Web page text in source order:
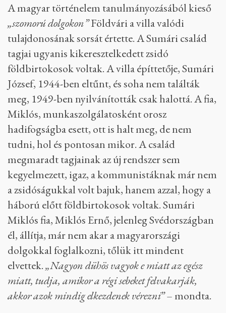
A magyar történelem tanulmányozásából kieső
„szomorú dolgokon”Földvári a villa valódi
tulajdonosának sorsát értette. A Sumári család
tagjai ugyanis kikeresztelkedett zsidó
földbirtokosok voltak. A villa építtetője, Sumári
József, 1944-ben eltűnt, és soha nem találták
meg, 1949-ben nyilvánították csak halottá. A fia,
Miklós, munkaszolgálatosként orosz
hadifogságba esett, ott is halt meg, de nem
tudni, hol és pontosan mikor. A család
megmaradt tagjainak az új rendszer sem
kegyelmezett, igaz, a kommunistáknak már nem
a zsidóságukkal volt bajuk, hanem azzal, hogy a
háború előtt földbirtokosok voltak. Sumári
Miklós fia, Miklós Ernő, jelenleg Svédországban
él, állítja, már nem akar a magyarországi
dolgokkal foglalkozni, tőlük itt mindent
elvettek.„Nagyon dühös vagyok e miatt az egész
miatt, tudja, amikor a régi sebeket felvakarják,
akkor azok mindig elkezdenek vérezni”– mondta.